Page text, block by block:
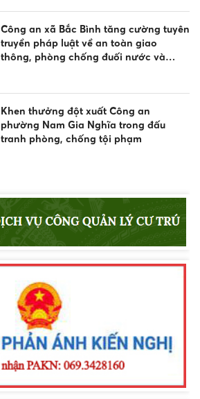
Công an xã Bắc Bình tăng cường tuyên
truyền pháp luật về an toàn giao
thông, phòng chống đuối nước và
Khen thưởng đột xuất Công an
phường Nam Gia Nghĩa trong đấu
tranh phòng, chống tội phạm
nước
tỉnh Lâm Đồng thi đua thực hiện “Kỷ
luật nhất - Trung thành nhất - Gần dân
nhất”